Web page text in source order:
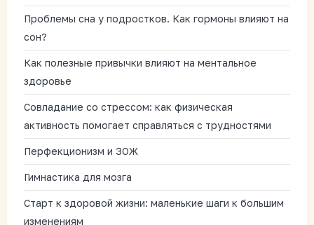
Проблемы сна у подростков. Как гормоны влияют на
сон?
Как полезные привычки влияют на ментальное
здоровье
Совладание со стрессом: как физическая
активность помогает справляться с трудностями
Перфекционизм и ЗОЖ
Гимнастика для мозга
Старт к здоровой жизни: маленькие шаги к большим
изменениям